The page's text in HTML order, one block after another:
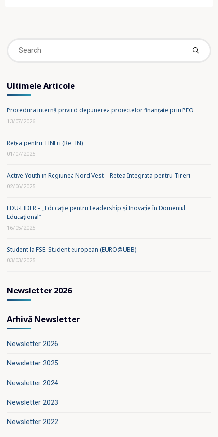
Ultimele Articole
Procedura internă privind depunerea proiectelor finanțate prin PEO
13/07/2026
Rețea pentru TINEri (ReTIN)
01/07/2025
Active Youth in Regiunea Nord Vest – Retea Integrata pentru Tineri
02/06/2025
EDU-LIDER – „Educație pentru Leadership și Inovație în Domeniul
Educațional”
16/05/2025
Student la FSE. Student european (EURO@UBB)
03/03/2025
Newsletter 2026
Arhivă Newsletter
Newsletter 2026
Newsletter 2025
Newsletter 2024
Newsletter 2023
Newsletter 2022